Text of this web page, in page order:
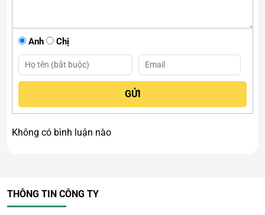
Tác Phẩm Tam Mã Phi Thiên Chất Ngọc Onyx Liền Khối Dài
141cm
Anh Chị
Không có bình luận nào
THÔNG TIN CÔNG TY